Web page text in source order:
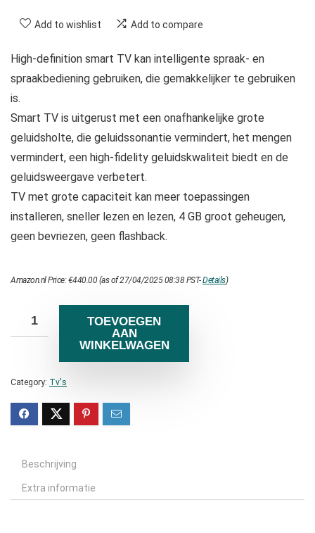
Add to wishlist Add to compare
High-definition smart TV kan intelligente spraak- en
spraakbediening gebruiken, die gemakkelijker te gebruiken
is.
Smart TV is uitgerust met een onafhankelijke grote
geluidsholte, die geluidssonantie vermindert, het mengen
vermindert, een high-fidelity geluidskwaliteit biedt en de
geluidsweergave verbetert.
TV met grote capaciteit kan meer toepassingen
installeren, sneller lezen en lezen, 4 GB groot geheugen,
geen bevriezen, geen flashback.
Amazon.nl Price:€440.00(as of 27/04/2025 08:38 PST-Details)
TOEVOEGEN
AAN
WINKELWAGEN
Category: Tv's
Beschrijving
Extra informatie